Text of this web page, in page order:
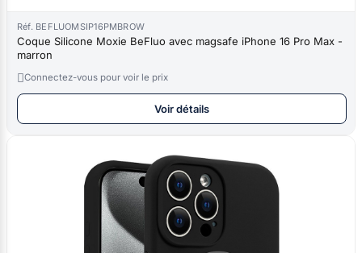
Réf. BEFLUOMSIP16PMBROW
Coque Silicone Moxie BeFluo avec magsafe iPhone 16 Pro Max -
marron
Connectez-vous pour voir le prix
Voir détails